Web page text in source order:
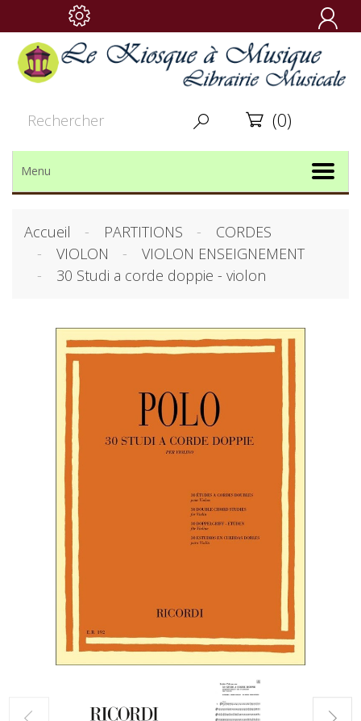

  (0)
Menu
Accueil PARTITIONS
CORDES
VIOLON
VIOLON ENSEIGNEMENT
30 Studi a corde doppie - violon